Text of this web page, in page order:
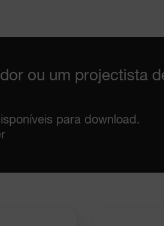
ou um projectista
para download.